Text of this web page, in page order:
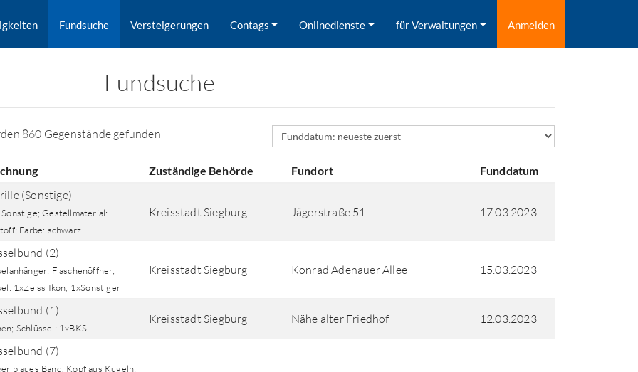
Fundsuche Versteigerungen Contags Onlinedienste für Verwaltungen Anmelden
Fundsuche
nach Orten gesucht.
860 Gegenstände gefunden Sortierfeld
Zuständige Behörde Fundort Funddatum
(Sonstige)
Gestellmaterial:
Farbe: schwarz
Kreisstadt Siegburg Jägerstraße 51 17.03.2023
(2)
Flaschenöffner;
1xZeiss Ikon, 1xSonstiger
Kreisstadt Siegburg Konrad Adenauer Allee 15.03.2023
(1)
Schlüssel: 1xBKS
Kreisstadt Siegburg Nähe alter Friedhof 12.03.2023
(7)
blaues Band, Kopf aus Kugeln;